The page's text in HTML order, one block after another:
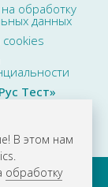
обработку
данных
cookies
Тест»
Все права
В этом нам
обработку